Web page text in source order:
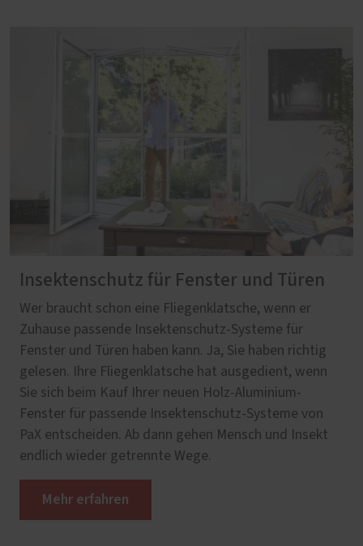
Insektenschutz für Fenster und Türen
Wer braucht schon eine Fliegenklatsche, wenn er
Zuhause passende Insektenschutz-Systeme für
Fenster und Türen haben kann. Ja, Sie haben richtig
gelesen. Ihre Fliegenklatsche hat ausgedient, wenn
Sie sich beim Kauf Ihrer neuen Holz-Aluminium-
Fenster für passende Insektenschutz-Systeme von
PaX entscheiden. Ab dann gehen Mensch und Insekt
endlich wieder getrennte Wege.
Mehr erfahren